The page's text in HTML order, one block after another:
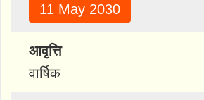
11 May 2030
आवृत्ति
वार्षिक